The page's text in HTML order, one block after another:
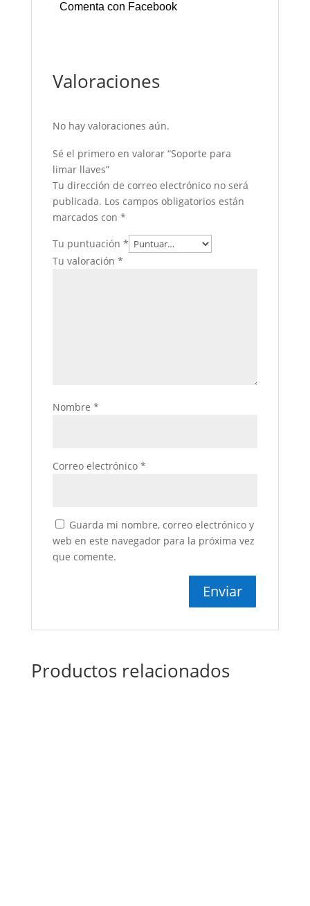
Comenta con Facebook
Valoraciones
No hay valoraciones aún.
Sé el primero en valorar “Soporte para
limar llaves”
Tu dirección de correo electrónico no será
publicada. Los campos obligatorios están
marcados con *
Tu puntuación *
Tu valoración *
Nombre *
Correo electrónico *
Guarda mi nombre, correo electrónico y
web en este navegador para la próxima vez
que comente.
Productos relacionados